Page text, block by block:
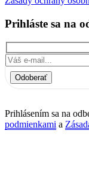
Prihláste sa na
Odoberať
Prihlásením sa na
podmienkami a